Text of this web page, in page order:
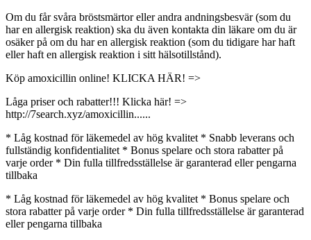
Om du får svåra bröstsmärtor eller andra andningsbesvär (som du
har en allergisk reaktion) ska du även kontakta din läkare om du är
osäker på om du har en allergisk reaktion (som du tidigare har haft
eller haft en allergisk reaktion i sitt hälsotillstånd).
Köp amoxicillin online! KLICKA HÄR! =>
Låga priser och rabatter!!! Klicka här! =>
http://7search.xyz/amoxicillin......
* Låg kostnad för läkemedel av hög kvalitet * Snabb leverans och
fullständig konfidentialitet * Bonus spelare och stora rabatter på
varje order * Din fulla tillfredsställelse är garanterad eller pengarna
tillbaka
* Låg kostnad för läkemedel av hög kvalitet * Bonus spelare och
stora rabatter på varje order * Din fulla tillfredsställelse är garanterad
eller pengarna tillbaka